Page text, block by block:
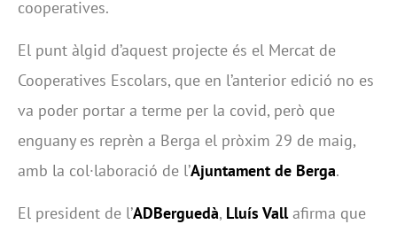
cooperatives.
El punt àlgid d’aquest projecte és el Mercat de
Cooperatives Escolars, que en l’anterior edició no es
va poder portar a terme per la covid, però que
enguany es reprèn a Berga el pròxim 29 de maig,
amb la col·laboració de l’Ajuntament de Berga.
El president de l’ADBerguedà, Lluís Vallafirma que